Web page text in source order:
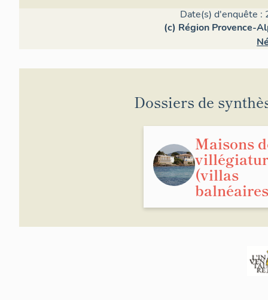
Date(s) d'enquête :
(c) Région Provence-
Dossiers de
Maisons
(villas